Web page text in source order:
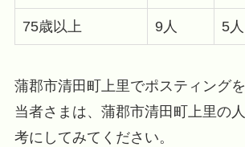
75歳以上 9人 5人
蒲郡市清田町上里でポスティング
当者さまは、蒲郡市清田町上里の
考にしてみてください。